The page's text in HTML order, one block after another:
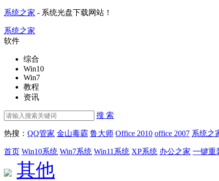
系统之家 - 系统光盘下载网站！
系统之家
软件
综合
Win10
Win7
教程
资讯
搜 索
热搜： QQ管家 金山毒霸 鲁大师 Office 2010 office 2007 系统之
首页 Win10系统 Win7系统 Win11系统 XP系统 办公之家 一键重
其他